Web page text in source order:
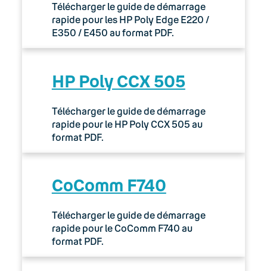
Télécharger le guide de démarrage
rapide pour les HP Poly Edge E220 /
E350 / E450 au format PDF.
HP Poly CCX 505
Télécharger le guide de démarrage
rapide pour le HP Poly CCX 505 au
format PDF.
CoComm F740
Télécharger le guide de démarrage
rapide pour le CoComm F740 au
format PDF.